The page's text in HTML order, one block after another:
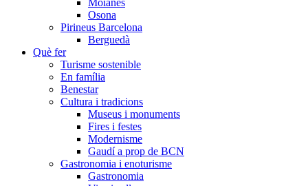
Moianès
Osona
Pirineus Barcelona
Berguedà
Què fer
Turisme sostenible
En família
Benestar
Cultura i tradicions
Museus i monuments
Fires i festes
Modernisme
Gaudí a prop de BCN
Gastronomia i enoturisme
Gastronomia